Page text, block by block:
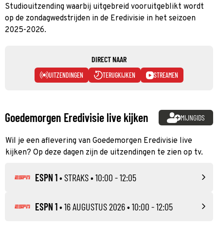
Studiouitzending waarbij uitgebreid vooruitgeblikt wordt
op de zondagwedstrijden in de Eredivisie in het seizoen
2025-2026.
DIRECT NAAR
UITZENDINGEN TERUGKIJKEN STREAMEN
Goedemorgen Eredivisie live kijken MIJNGIDS
Wil je een aflevering van Goedemorgen Eredivisie live
kijken? Op deze dagen zijn de uitzendingen te zien op tv.
ESPN 1•STRAKS• 10:00 - 12:05
ESPN 1•16 AUGUSTUS 2026• 10:00 - 12:05